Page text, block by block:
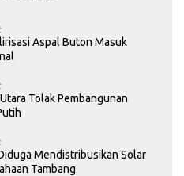
Aspal Buton Masuk
Tolak Pembangunan
Mendistribusikan Solar
Tambang